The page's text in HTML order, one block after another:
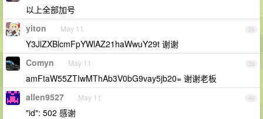
以上全部加号
38
yiton May 11
Y3JlZXBlcmFpYWlAZ21haWwuY29t 谢谢
39
Comyn May 11
amFtaW55ZTIwMThAb3V0bG9vay5jb20= 谢谢老板
40
allen9527 May 11
"id": 502 感谢